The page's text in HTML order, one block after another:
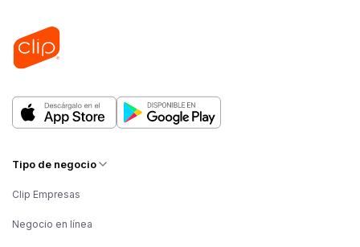
Tipo de negocio
Clip Empresas
Negocio en línea